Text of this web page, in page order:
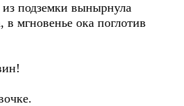
подземки вынырнула
в мгновенье ока поглотив